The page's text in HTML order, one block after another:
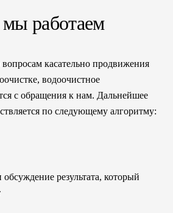
работаем
касательно продвижения
водоочистное
с обращения к нам. Дальнейшее
по следующему алгоритму:
обсуждение результата, который